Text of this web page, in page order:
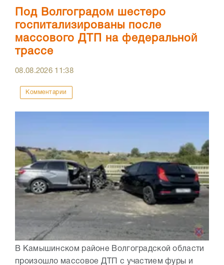
Под Волгоградом шестеро
госпитализированы после
массового ДТП на федеральной
трассе
08.08.2026 11:38
Комментарии
В Камышинском районе Волгоградской области
произошло массовое ДТП с участием фуры и